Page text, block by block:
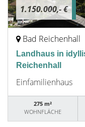
1.150.000,- €
Bad Reichenhall
Landhaus in
Reichenhall
Einfamilienhaus
275 m²
WOHNFLÄCHE